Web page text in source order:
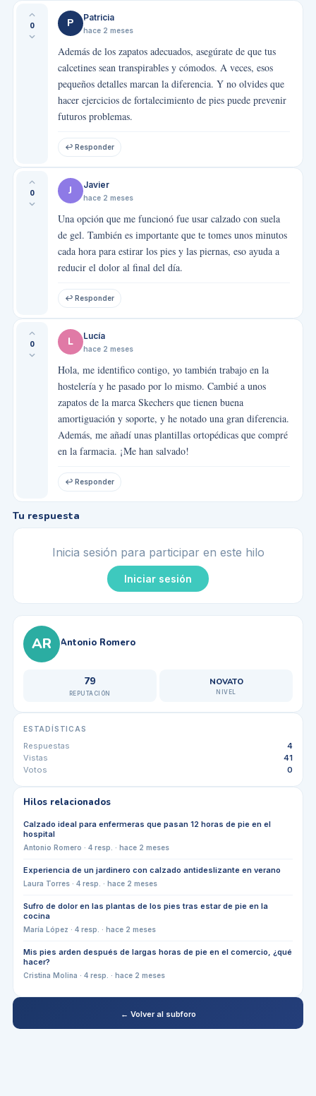
0 P Patricia
hace 2 meses
Además de los zapatos adecuados, asegúrate de que tus
calcetines sean transpirables y cómodos. A veces, esos
pequeños detalles marcan la diferencia. Y no olvides que
hacer ejercicios de fortalecimiento de pies puede prevenir
futuros problemas.
↩ Responder
0 J Javier
hace 2 meses
Una opción que me funcionó fue usar calzado con suela
de gel. También es importante que te tomes unos minutos
cada hora para estirar los pies y las piernas, eso ayuda a
reducir el dolor al final del día.
↩ Responder
0 L Lucía
hace 2 meses
Hola, me identifico contigo, yo también trabajo en la
hostelería y he pasado por lo mismo. Cambié a unos
zapatos de la marca Skechers que tienen buena
amortiguación y soporte, y he notado una gran diferencia.
Además, me añadí unas plantillas ortopédicas que compré
en la farmacia. ¡Me han salvado!
↩ Responder
Tu respuesta
Inicia sesión para participar en este hilo
Iniciar sesión
AR Antonio Romero
79
REPUTACIÓN
NOVATO
NIVEL
ESTADÍSTICAS
Respuestas
4
Vistas
41
Votos
0
Hilos relacionados
Calzado ideal para enfermeras que pasan 12 horas de pie en el
hospital
Antonio Romero · 4resp. · hace 2 meses
Experiencia de un jardinero con calzado antideslizante en verano
Laura Torres· 4resp. · hace 2 meses
Sufro de dolor en las plantas de los pies tras estar de pie en la
cocina
María López · 4resp. · hace 2 meses
Mis pies arden después de largas horas de pie en el comercio, ¿qué
hacer?
Cristina Molina · 4resp. · hace 2 meses
← Volver al subforo